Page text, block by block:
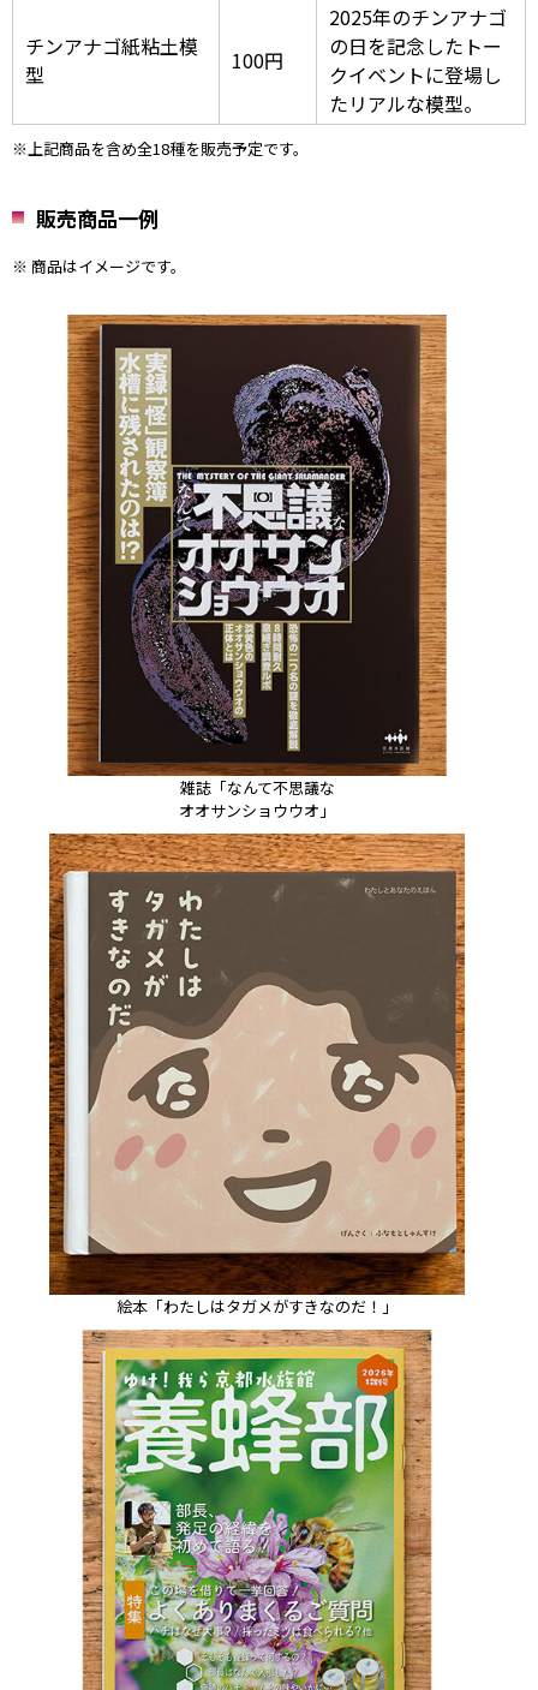
チンアナゴ紙粘土模
型
100円
2025年のチンアナゴ
の日を記念したトー
クイベントに登場し
たリアルな模型。
※上記商品を含め全18種を販売予定です。
販売商品一例
※ 商品はイメージです。
雑誌「なんて不思議な
オオサンショウウオ」
絵本「わたしはタガメがすきなのだ！」